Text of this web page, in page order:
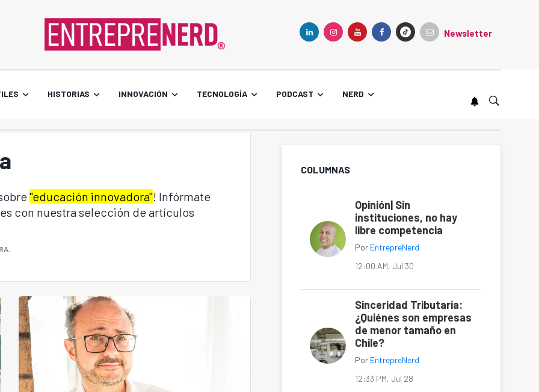
Newsletter
HISTORIAS INNOVACIÓN TECNOLOGÍA PODCAST NERD
"educación innovadora"! Infórmate
con nuestra selección de artículos
COLUMNAS
Opinión| Sin
instituciones, no hay
libre competencia
Por EntrepreNerd
12:00 AM, Jul 30
Sinceridad Tributaria:
¿Quiénes son empresas
de menor tamaño en
Chile?
Por EntrepreNerd
12:33 PM, Jul 28